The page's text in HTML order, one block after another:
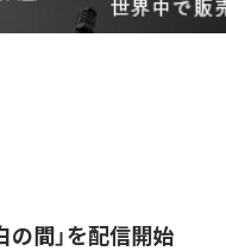
の間」を配信開始